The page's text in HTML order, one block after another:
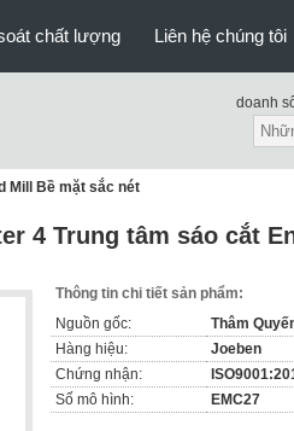
chất lượng Liên hệ chúng tôi
doanh
Mill Bề mặt sắc nét
4 Trung tâm sáo cắt
Thông tin chi tiết sản phẩm:
Nguồn gốc:
Thâm
Hàng hiệu:
Joeben
Chứng nhận:
Số mô hình:
EMC27